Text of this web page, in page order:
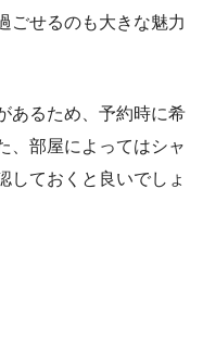
ごせるのも大きな魅力
あるため、予約時に希
、部屋によってはシャ
しておくと良いでしょ